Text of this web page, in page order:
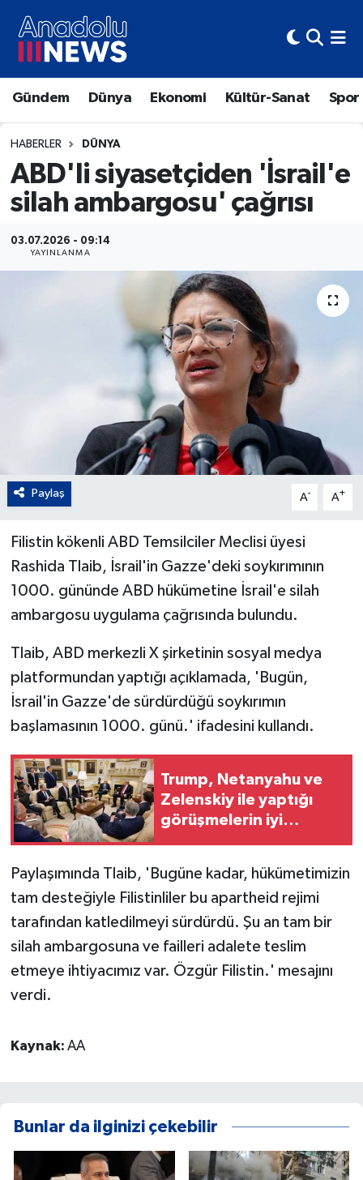
Gündem Dünya Ekonomi Kültür-Sanat Spor
HABERLER DÜNYA
ABD'li siyasetçiden 'İsrail'e
silah ambargosu' çağrısı
03.07.2026 - 09:14
YAYINLANMA
Paylaş A- A+
Filistin kökenli ABD Temsilciler Meclisi üyesi
Rashida Tlaib, İsrail'in Gazze'deki soykırımının
1000. gününde ABD hükümetine İsrail'e silah
ambargosu uygulama çağrısında bulundu.
Tlaib, ABD merkezli X şirketinin sosyal medya
platformundan yaptığı açıklamada, 'Bugün,
İsrail'in Gazze'de sürdürdüğü soykırımın
başlamasının 1000. günü.' ifadesini kullandı.
Trump, Netanyahu ve
Zelenskiy ile yaptığı
görüşmelerin iyi
Paylaşımında Tlaib, 'Bugüne kadar, hükümetimizin
tam desteğiyle Filistinliler bu apartheid rejimi
tarafından katledilmeyi sürdürdü. Şu an tam bir
silah ambargosuna ve failleri adalete teslim
etmeye ihtiyacımız var. Özgür Filistin.' mesajını
verdi.
Kaynak: AA
Bunlar da ilginizi çekebilir
Hava Durumu
Trafik Durumu
Süper Lig Puan Durumu ve Fikstür
Tüm Manşetler
Haber Arşivi